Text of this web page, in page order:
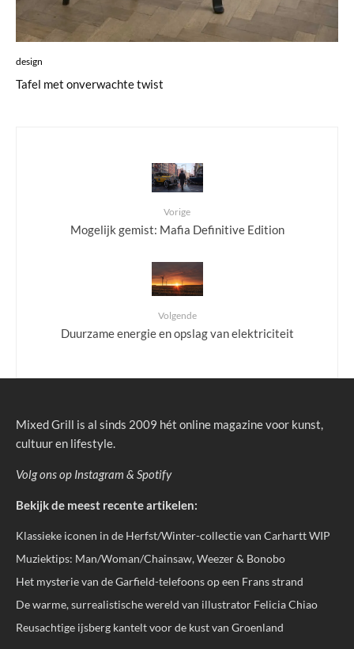
design
Tafel met onverwachte twist
Vorige
Mogelijk gemist: Mafia Definitive Edition
Volgende
Duurzame energie en opslag van elektriciteit
Mixed Grill is al sinds 2009 hét online magazine voor kunst,
cultuur en lifestyle.
Volg ons op Instagram & Spotify
Bekijk de meest recente artikelen:
Klassieke iconen in de Herfst/Winter-collectie van Carhartt WIP
Muziektips: Man/Woman/Chainsaw, Weezer & Bonobo
Het mysterie van de Garfield-telefoons op een Frans strand
De warme, surrealistische wereld van illustrator Felicia Chiao
Reusachtige ijsberg kantelt voor de kust van Groenland